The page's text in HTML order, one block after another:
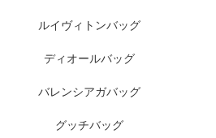
ルイヴィトンバッグ
ディオールバッグ
バレンシアガバッグ
グッチバッグ